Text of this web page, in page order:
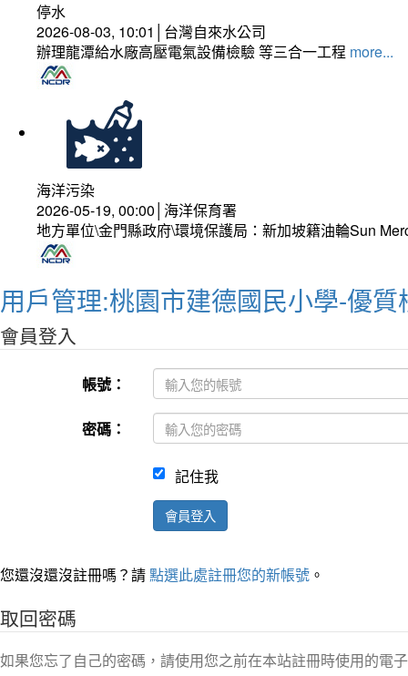
停水
2026-08-03, 10:01│台灣自來水公司
辦理龍潭給水廠高壓電氣設備檢驗 等三合一工程 more...
海洋污染
2026-05-19, 00:00│海洋保育署
地方單位\金門縣政府\環境保護局：新加坡籍油輪Sun
用戶管理:桃園市建德國民小學-優質
會員登入
帳號：
密碼：
記住我
會員登入
您還沒還沒註冊嗎？請點選此處註冊您的新帳號 。
取回密碼
如果您忘了自己的密碼，請使用您之前在本站註冊時使用的電